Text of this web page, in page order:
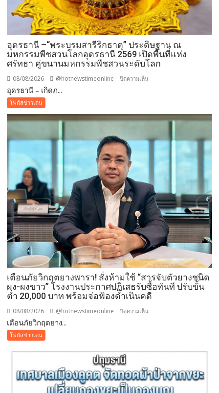
อุดรธานี –“พระบรมสารีริกธาตุ” ประดิษฐาน ณ
มหกรรมพืชสวนโลกอุดรธานี 2569 เปิดพื้นที่แห่ง
ศรัทธา คู่ขนานมหกรรมพืชสวนระดับโลก
08/08/2026 @hotnewstimeonline ปิดความเห็น
ประดิษฐาน
มหกรรม
สวน
อุดรธานี
2569
เปิด
พื้นที่
ศรัทธา
คู่
ขนาน
มหกรรม
พืช
สวน
อุดรธานี – เกิดภ...
โฟกัสข่าวเด่น
เตือนภัยวิกฤตยางพารา! สั่งห้ามใช้ “สารจับตัวยางชนิด
ผง-ผงขาว” โรงงานประกาศปฏิเสธรับซื้อทันที ปรับขั้น
ต่ำ 20,000 บาท พร้อมจ่อฟ้องดำเนินคดี
08/08/2026 @hotnewstimeonline ปิดความเห็น
ยางพารา!
ห้าม
ใช้
เตือนภัยวิกฤตยาง...
โฟกัสข่าวเด่น